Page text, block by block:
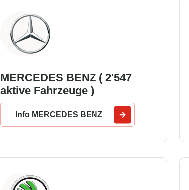
MERCEDES BENZ ( 2'547
aktive Fahrzeuge )
Info MERCEDES BENZ